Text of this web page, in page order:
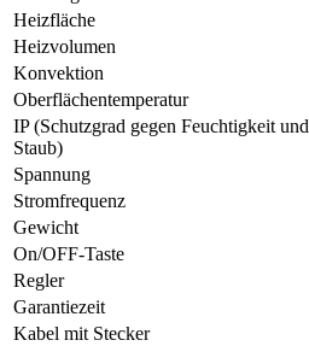
Heizfläche
Heizvolumen
Konvektion
Oberflächentemperatur
IP (Schutzgrad gegen Feuchtigkeit und
Staub)
Spannung
Stromfrequenz
Gewicht
On/OFF-Taste
Regler
Garantiezeit
Kabel mit Stecker